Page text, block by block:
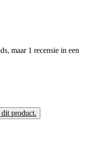
maar 1 recensie in een
dit product.